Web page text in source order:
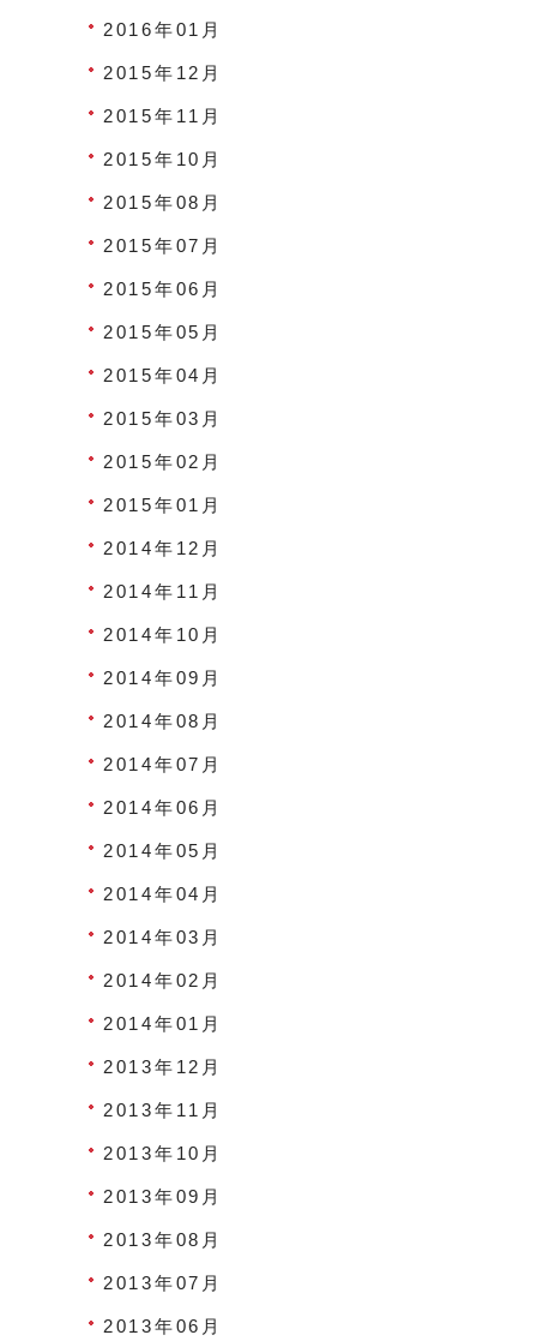
2016年01月
2015年12月
2015年11月
2015年10月
2015年08月
2015年07月
2015年06月
2015年05月
2015年04月
2015年03月
2015年02月
2015年01月
2014年12月
2014年11月
2014年10月
2014年09月
2014年08月
2014年07月
2014年06月
2014年05月
2014年04月
2014年03月
2014年02月
2014年01月
2013年12月
2013年11月
2013年10月
2013年09月
2013年08月
2013年07月
2013年06月